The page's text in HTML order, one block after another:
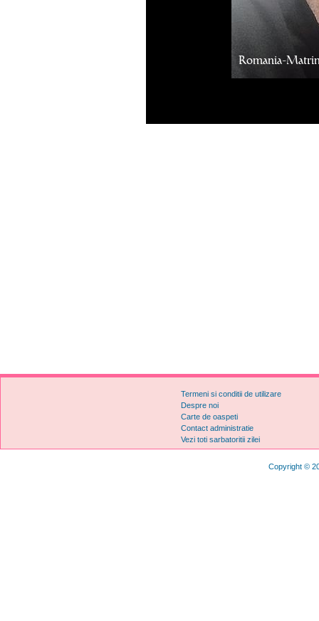
Termeni si conditii de utilizare
Despre noi
Carte de oaspeti
Contact administratie
Vezi toti sarbatoritii zilei
Copyright ©